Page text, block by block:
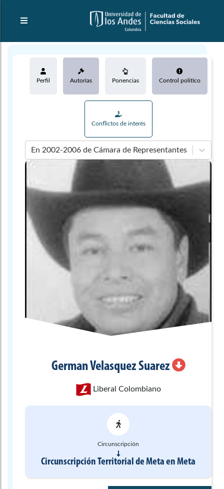
Perfil Autorías Ponencias Control político
Conflictos de interés
En 2002-2006 de Cámara de Representantes
GermanVelasquez Suarez
Liberal Colombiano
Circunscripción
Circunscripción Territorial de MetaenMeta